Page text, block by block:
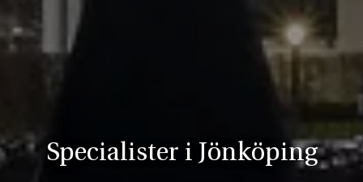
Specialister i Jönköping